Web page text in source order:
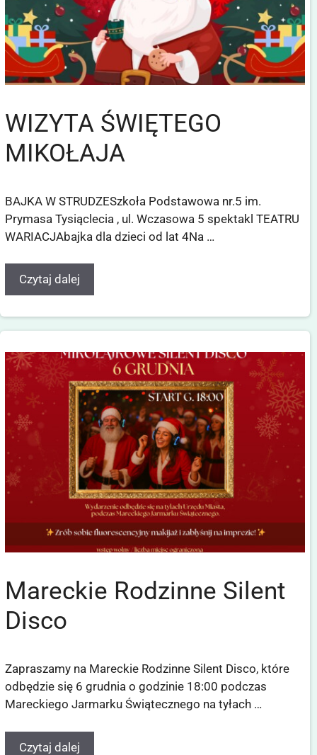
WIZYTA ŚWIĘTEGO
MIKOŁAJA
BAJKA W STRUDZESzkoła Podstawowa nr.5 im.
Prymasa Tysiąclecia , ul. Wczasowa 5 spektakl TEATRU
WARIACJAbajka dla dzieci od lat 4Na …
Czytaj dalej
Mareckie Rodzinne Silent
Disco
Zapraszamy na Mareckie Rodzinne Silent Disco, które
odbędzie się 6 grudnia o godzinie 18:00 podczas
Mareckiego Jarmarku Świątecznego na tyłach …
Czytaj dalej